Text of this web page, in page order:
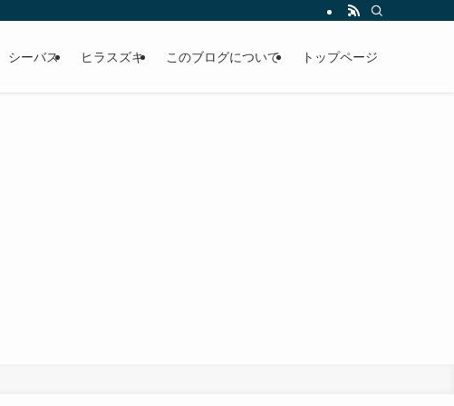
どんな考え方で魚を釣るのか、三浦半島の磯縛りで週１回、高確率で釣果を出し続
シーバス ヒラスズキ このブログについて トップページ